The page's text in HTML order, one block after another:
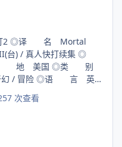
2 ◎译 名 Mortal
台) / 真人快打续集 ◎
地 美国 ◎类 别
幻 / 冒险 ◎语 言 英语
美国 / 中国大陆) /
评分 6.9/10 (22619 人
次查看